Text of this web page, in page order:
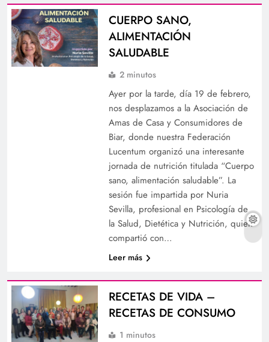
CUERPO SANO,
ALIMENTACIÓN
SALUDABLE
2 minutos
Ayer por la tarde, día 19 de febrero,
nos desplazamos a la Asociación de
Amas de Casa y Consumidores de
Biar, donde nuestra Federación
Lucentum organizó una interesante
jornada de nutrición titulada “Cuerpo
sano, alimentación saludable”. La
sesión fue impartida por Nuria
Sevilla, profesional en Psicología de
la Salud, Dietética y Nutrición, quien
compartió con…
Leer más
RECETAS DE VIDA –
RECETAS DE CONSUMO
1 minutos